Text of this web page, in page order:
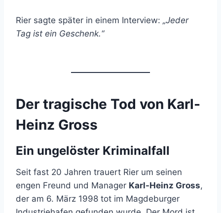
Rier sagte später in einem Interview: „Jeder
Tag ist ein Geschenk.“
Der tragische Tod von Karl-
Heinz Gross
Ein ungelöster Kriminalfall
Seit fast 20 Jahren trauert Rier um seinen
engen Freund und Manager Karl-Heinz Gross,
der am 6. März 1998 tot im Magdeburger